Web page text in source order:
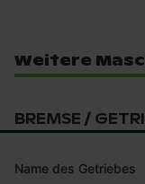
Weitere
BREMSE /
Name des Getriebes